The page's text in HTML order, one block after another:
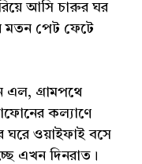
আসি চারুর ঘর
মতন পেট ফেটে
গ্ৰামপথে
কল্যাণে
ঘরে ওয়াইফাই বসে
এখন দিনরাত।